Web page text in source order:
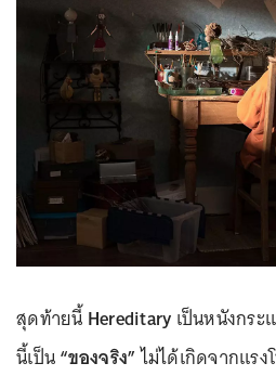
สุดท้ายนี้ Hereditary เป็นหนังกระ
นี้เป็น“ของจริง”ไม่ได้เกิดจากแร